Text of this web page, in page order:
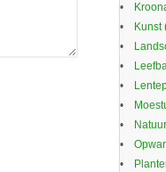
Kunst
Natuur